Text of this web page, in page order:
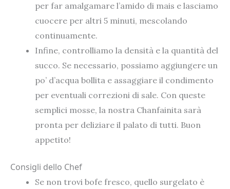
per far amalgamare l’amido di mais e lasciamo
cuocere per altri 5 minuti, mescolando
continuamente.
Infine, controlliamo la densità e la quantità del
succo. Se necessario, possiamo aggiungere un
po’ d’acqua bollita e assaggiare il condimento
per eventuali correzioni di sale. Con queste
semplici mosse, la nostra Chanfainita sarà
pronta per deliziare il palato di tutti. Buon
appetito!
Consigli dello Chef
Se non trovi bofe fresco, quello surgelato è